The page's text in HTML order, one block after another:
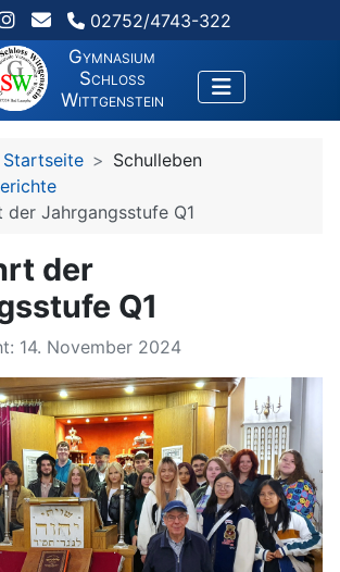
02752/4743-322
Gymnasium
Schloss
Wittgenstein
Startseite
Schulleben
der Jahrgangsstufe Q1
der
Q1
14. November 2024